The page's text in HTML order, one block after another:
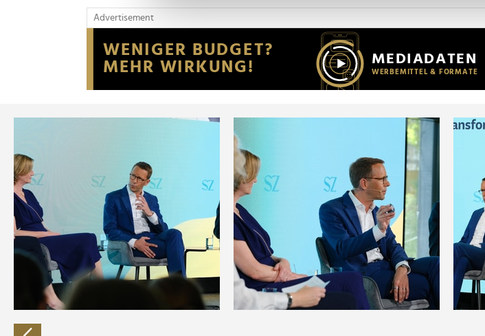
Wir verwenden Cookies, um Inhalte und Anzeigen zu
Website an unsere Partner für soziale Medien, Werbung und
möglicherweise mit weiteren Daten zusammen, die Sie ihnen
der Dienste gesammelt haben.
Advertisement